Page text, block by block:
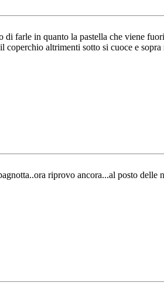
di farle in quanto la pastella che viene
coperchio altrimenti sotto si cuoce e sopra
riprovo ancora...al posto delle